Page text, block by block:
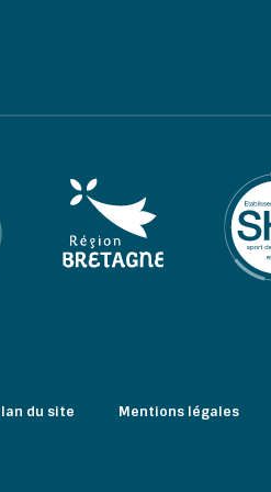
du site Mentions légales